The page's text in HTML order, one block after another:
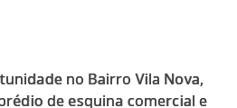
no Bairro Vila Nova,
de esquina comercial e